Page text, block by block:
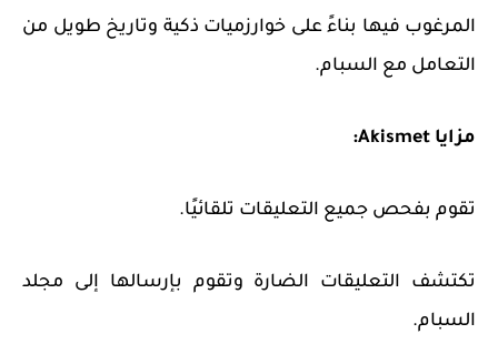
المرغوب فيها بناءً على خوارزميات ذكية وتاريخ طويل من
التعامل مع السبام.
مزايا Akismet:
تقوم بفحص جميع التعليقات تلقائيًا.
تكتشف التعليقات الضارة وتقوم بإرسالها إلى مجلد
السبام.